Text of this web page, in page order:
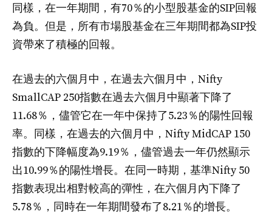
同樣，在一年期間，有70％的小型股基金的SIP回報
為負。但是，所有市場股基金在三年期間都為SIP投
資帶來了積極的回報。
在過去的六個月中，在過去六個月中，Nifty
SmallCAP 250指數在過去六個月中顯著下降了
11.68％，儘管它在一年中保持了5.23％的陽性回報
率。同樣，在過去的六個月中，Nifty MidCAP 150
指數的下降幅度為9.19％，儘管過去一年仍然顯示
出10.99％的陽性增長。在同一時期，基準Nifty 50
指數表現出相對較高的彈性，在六個月內下降了
5.78％，同時在一年期間發布了8.21％的增長。